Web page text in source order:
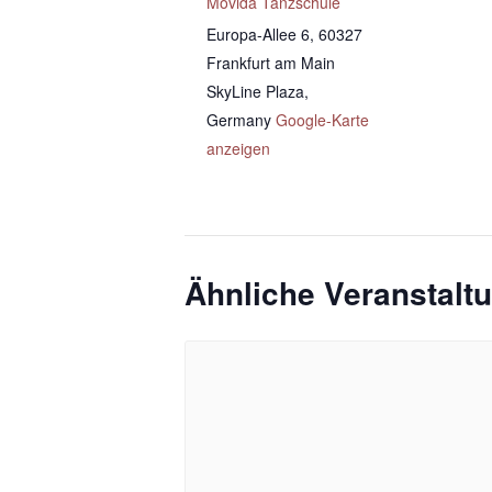
Europa-Allee 6, 60327
Frankfurt am Main
SkyLine Plaza,
Germany Google-Karte
anzeigen
Ähnliche